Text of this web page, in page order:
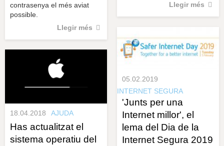
contrasenya el més aviat
possible.
Llegir més
Llegir més
05.02.2019
INTERNET SEGURA
'Junts per una
Internet millor', el
lema del Dia de la
Internet Segura 2019
18.04.2018 AJUDA
Has actualitzat el
sistema operatiu del